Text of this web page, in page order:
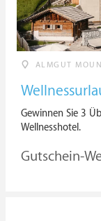
ALMGUT
Gewinnen Sie 3
Wellnesshotel.
Gutschein-